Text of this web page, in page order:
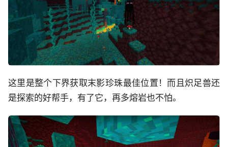
这里是整个下界获取末影珍珠最佳位置！而且炽足兽还
是探索的好帮手，有了它，再多熔岩也不怕。